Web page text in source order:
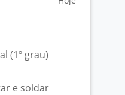
(1º grau)
e soldar